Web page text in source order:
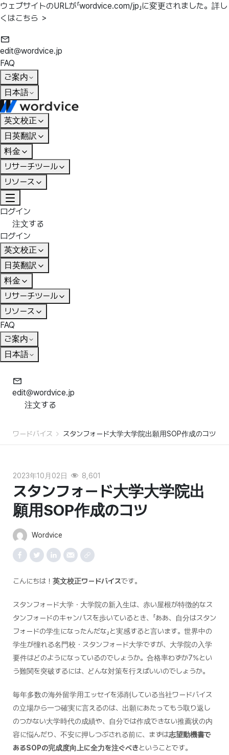
ウェブサイトのURLが「wordvice.com/jp」に変更されました。 詳し
くはこちら ＞
edit@wordvice.jp
FAQ
ご案内
日本語
英文校正
日英翻訳
料金
リサーチツール
リソース
ログイン
注文する
ログイン
英文校正
日英翻訳
料金
リサーチツール
リソース
FAQ
ご案内
日本語
edit@wordvice.jp
注文する
ワードバイス スタンフォード大学大学院出願用SOP作成のコツ
2023年10月02日 8,601
スタンフォード大学大学院出
願用SOP作成のコツ
Wordvice
こんにちは！ 英文校正ワードバイスです。
スタンフォード大学・大学院の新入生は、赤い屋根が特徴的なス
タンフォードのキャンパスを歩いているとき、「ああ、自分はスタン
フォードの学生になったんだな」と実感すると言います。世界中の
学生が憧れる名門校・スタンフォード大学ですが、大学院の入学
要件はどのようになっているのでしょうか。合格率わずか7%とい
う難関を突破するには、どんな対策を行えばいいのでしょうか。
毎年多数の海外留学用エッセイを添削している当社ワードバイス
の立場から一つ確実に言えるのは、出願にあたってもう取り返し
のつかない大学時代の成績や、自分では作成できない推薦状の内
容に悩んだり、不安に押しつぶされる前に、まずは志望動機書で
あるSOPの完成度向上に全力を注ぐべきということです。